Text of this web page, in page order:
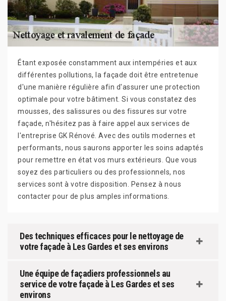
Étant exposée constamment aux intempéries et aux
différentes pollutions, la façade doit être entretenue
d'une manière régulière afin d'assurer une protection
optimale pour votre bâtiment. Si vous constatez des
mousses, des salissures ou des fissures sur votre
façade, n'hésitez pas à faire appel aux services de
l'entreprise GK Rénové. Avec des outils modernes et
performants, nous saurons apporter les soins adaptés
pour remettre en état vos murs extérieurs. Que vous
soyez des particuliers ou des professionnels, nos
services sont à votre disposition. Pensez à nous
contacter pour de plus amples informations.
Des techniques efficaces pour le nettoyage de
votre façade à Les Gardes et ses environs
Une équipe de façadiers professionnels au
service de votre façade à Les Gardes et ses
environs